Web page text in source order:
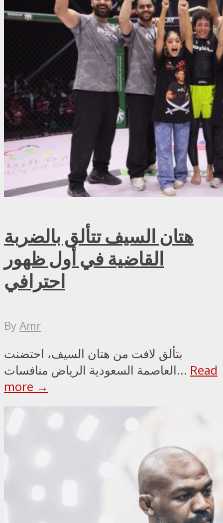
هتان السيف تتألق بالضربة
القاضية في أول ظهور
احترافي
ByAmr
بتألق لافت من هتان السيف، احتضنت
العاصمة السعودية الرياض منافسات... Read
more →